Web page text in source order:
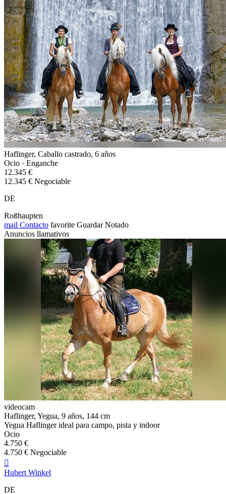
Haflinger, Caballo castrado, 6 años
Ocio · Enganche
12.345 €
12.345 € Negociable
DE
Roßhaupten
mail Contacto favorite Guardar Notado
Anuncios llamativos
videocam
Haflinger, Yegua, 9 años, 144 cm
Yegua Haflinger ideal para campo, pista y indoor
Ocio
4.750 €
4.750 € Negociable

Hubert Winkel
DE